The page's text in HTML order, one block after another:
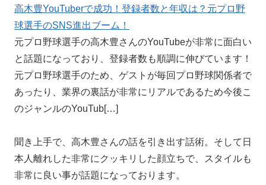
高木豊YouTuberで成功！登録者数と年収は？元プロ野
球選手のSNS進出ブーム！
元プロ野球選手の高木豊さんのYouTubeが非常に面白い
と話題になっており、登録者数も順調に伸びています！
元プロ野球選手のため、ゲストが毎回プロ野球関係者で
あったり、業界の裏話が非常にリアルであるため今後こ
のジャンルのYouTub[…]
聞き上手で、高木豊さんの話を引き出す話術。そして日
本人離れした非常にクッキリした顔立ちで、スタイルも
非常に良い事が話題になっております。